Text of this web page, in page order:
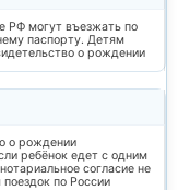
РФ могут въезжать по
паспорту. Детям
о рождении
о рождении
ребёнок едет с одним
согласие не
по России